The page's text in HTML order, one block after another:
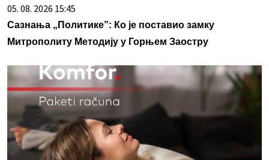
05. 08. 2026 15:45
Сазнања „Политике”: Ко је поставио замку
Митрополиту Методију у Горњем Заостру